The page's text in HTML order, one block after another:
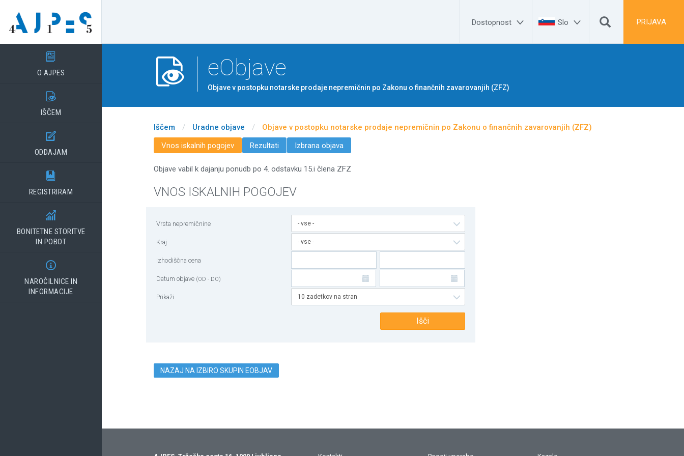

O AJPES

IŠČEM

ODDAJAM

REGISTRIRAM

BONITETNE STORITVE
IN POBOT

NAROČILNICE IN
INFORMACIJE
PRIJAVA
Slo 
Dostopnost 
 eObjave
Objave v postopku notarske prodaje nepremičnin po Zakonu o finančnih zavarovanjih (ZFZ)
Iščem / Uradne objave /
Objave v postopku notarske prodaje nepremičnin po Zakonu o finančnih zavarovanjih (ZFZ)
Vnos iskalnih pogojev
Rezultati Izbrana objava
Objave vabil k dajanju ponudb po 4. odstavku 15.i člena ZFZ
VNOS ISKALNIH POGOJEV
Vrsta nepremičnine - vse -
Kraj - vse -
Izhodiščna cena
Datum objave (OD - DO)
Prikaži 10 zadetkov na stran
Išči
NAZAJ NA IZBIRO SKUPIN EOBJAV